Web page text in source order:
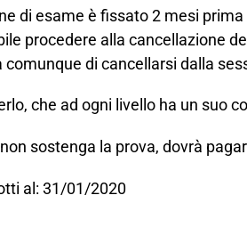
di esame è fissato2 mesi prima
procedere alla cancellazione
di cancellarsi dalla
, che ad ogni livello ha un suo
sostenga la prova, dovrà
al: 31/01/2020